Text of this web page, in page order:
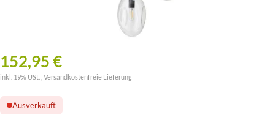
152,95 €
inkl. 19% USt. , Versandkostenfreie Lieferung
Ausverkauft